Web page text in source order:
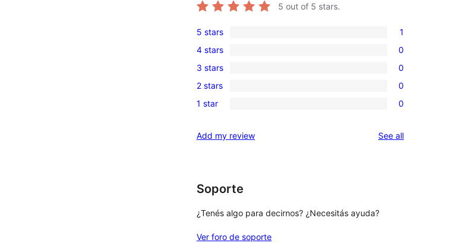
5 out of 5 stars.
1
5-
star
review
5 stars 1
0
4-
star
reviews
4 stars 0
0
3-
star
3 stars 0
0
2-
reviews
2 stars 0
0
star
1 star 0
Add my review See allreviews
Soporte
¿Tenés algo para decirnos? ¿Necesitás ayuda?
Ver foro de soporte